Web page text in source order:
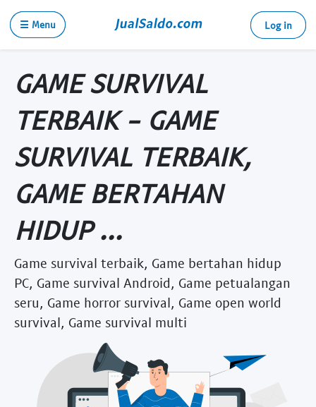
☰ Menu Log in
GAME SURVIVAL
TERBAIK - GAME
SURVIVAL TERBAIK,
GAME BERTAHAN
HIDUP ...
Game survival terbaik, Game bertahan hidup
PC, Game survival Android, Game petualangan
seru, Game horror survival, Game open world
survival, Game survival multi